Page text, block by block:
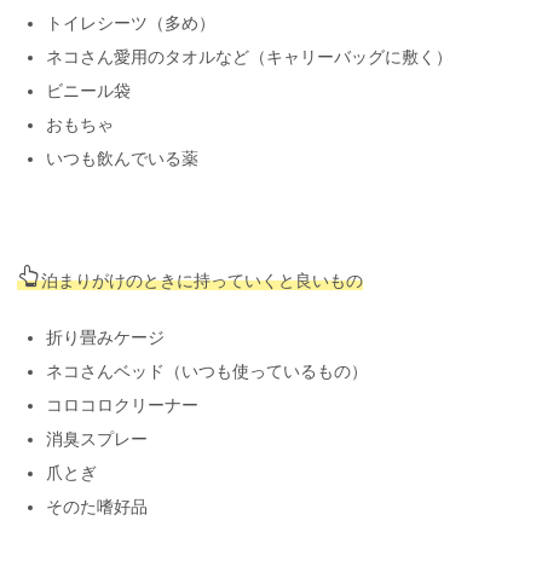
トイレシーツ（多め）
ネコさん愛用のタオルなど（キャリーバッグに敷く）
ビニール袋
おもちゃ
いつも飲んでいる薬
泊まりがけのときに持っていくと良いもの
折り畳みケージ
ネコさんベッド（いつも使っているもの）
コロコロクリーナー
消臭スプレー
爪とぎ
そのた嗜好品